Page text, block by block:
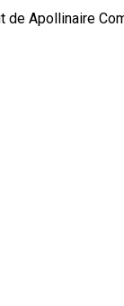
Apollinaire